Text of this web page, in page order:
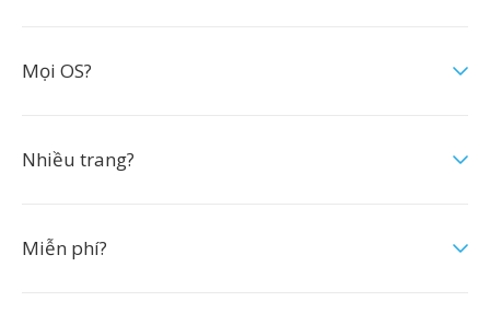
Mọi OS?
Nhiều trang?
Miễn phí?